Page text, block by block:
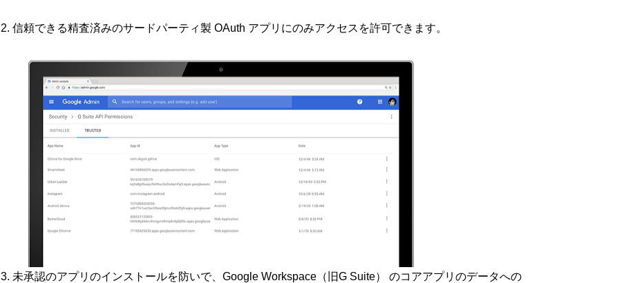
2. 信頼できる精査済みのサードパーティ製 OAuth アプリにのみアクセスを許可できます。
3. 未承認のアプリのインストールを防いで、Google Workspace（旧G Suite） のコアアプリのデータへの